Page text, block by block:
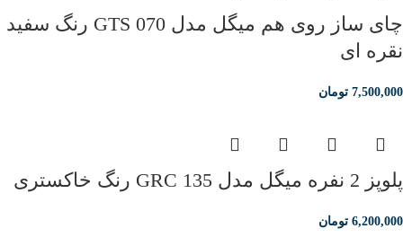
چای ساز روی هم میگل مدل GTS 070 رنگ سفید
نقره ای
7,500,000 تومان
پلوپز 2 نفره میگل مدل GRC 135 رنگ خاکستری
6,200,000 تومان